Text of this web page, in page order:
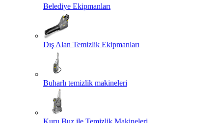
Belediye Ekipmanları
Dış Alan Temizlik Ekipmanları
Buharlı temizlik makineleri